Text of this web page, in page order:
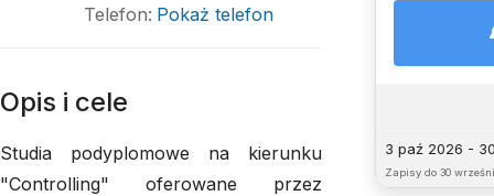
3 paź 2026 -
Zapisy do 30
Telefon: Pokaż telefon
Opis i cele
Studia podyplomowe na kierunku
"Controlling" oferowane przez